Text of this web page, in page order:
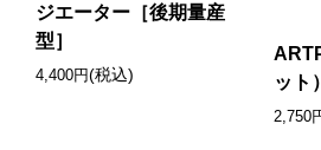
ジエーター［後期量産
型］
4,400円(税込)
ット
2,750